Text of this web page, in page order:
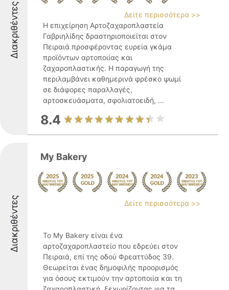
Διακριθέντες
Δείτε περισσότερα >>
Η επιχείρηση Αρτοζαχαροπλαστεία
Γαβριηλίδης δραστηριοποιείται στον
Πειραιά προσφέροντας ευρεία γκάμα
προϊόντων αρτοποιίας και
ζαχαροπλαστικής. Η παραγωγή της
περιλαμβάνει καθημερινά φρέσκο ψωμί
σε διάφορες παραλλαγές,
αρτοσκευάσματα, σφολιατοειδή, ...
8.4
Διακριθέντες
My Bakery
Δείτε περισσότερα >>
Το My Bakery είναι ένα
αρτοζαχαροπλαστείο που εδρεύει στον
Πειραιά, επί της οδού Φρεαττύδος 39.
Θεωρείται ένας δημοφιλής προορισμός
για όσους εκτιμούν την αρτοποιία και τη